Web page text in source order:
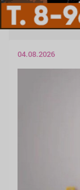
04.08.2026